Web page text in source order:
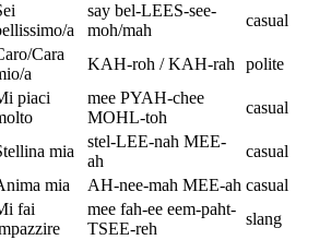
a
say bel-LEES-see-
moh/mah
casual
Cara
a
KAH-roh / KAH-rah polite
piaci
mee PYAH-chee
MOHL-toh
casual
mia
stel-LEE-nah MEE-
ah
casual
mia AH-nee-mah MEE-ah casual
fai
mee fah-ee eem-paht-
TSEE-reh
slang